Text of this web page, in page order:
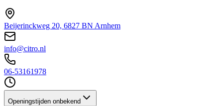
Beijerinckweg 20, 6827 BN Arnhem
info@citro.nl
06-53161978
Openingstijden onbekend